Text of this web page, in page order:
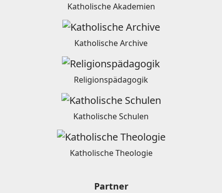
Katholische Akademien
Katholische Archive
Religionspädagogik
Katholische Schulen
Katholische Theologie
Partner